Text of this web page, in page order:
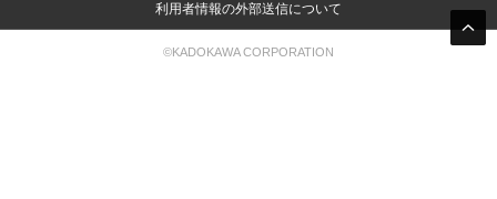
利用者情報の外部送信について
©KADOKAWA CORPORATION